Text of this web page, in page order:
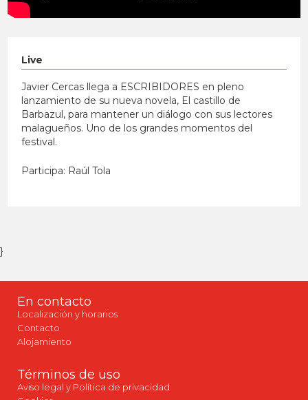
Live
Javier Cercas llega a ESCRIBIDORES en pleno
lanzamiento de su nueva novela, El castillo de
Barbazul, para mantener un diálogo con sus lectores
malagueños. Uno de los grandes momentos del
festival.
Participa: Raúl Tola
}
En contacto
Localización y horarios
Contacto
Alojamiento
Términos de uso
Aviso legal y Política de privacidad